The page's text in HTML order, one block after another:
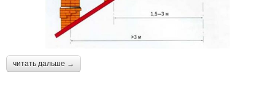
читать дальше →